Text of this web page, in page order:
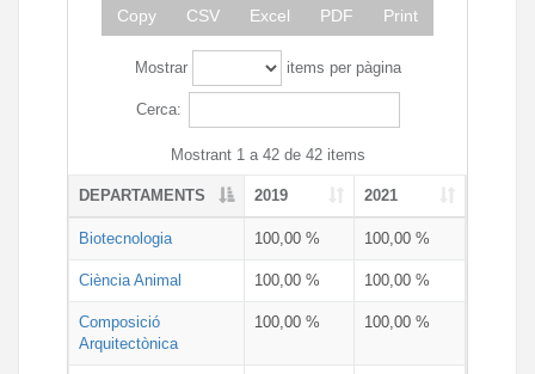
Copy CSV Excel PDF Print
Mostrar items per pàgina
Cerca:
Mostrant 1 a 42 de 42 items
DEPARTAMENTS 2019 2021
Biotecnologia 100,00 % 100,00 %
Ciència Animal 100,00 % 100,00 %
Composició
Arquitectònica
100,00 % 100,00 %